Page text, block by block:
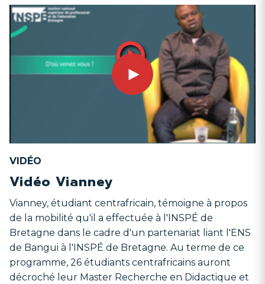
VIDÉO
Vidéo Vianney
Vianney, étudiant centrafricain, témoigne à propos
de la mobilité qu'il a effectuée à l'INSPÉ de
Bretagne dans le cadre d'un partenariat liant l'ENS
de Bangui à l'INSPÉ de Bretagne. Au terme de ce
programme, 26 étudiants centrafricains auront
décroché leur Master Recherche en Didactique et